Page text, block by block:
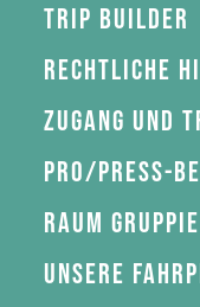
Trip Builder
Rechtliche
Zugang und
Pro/Press-
Raum
Unsere